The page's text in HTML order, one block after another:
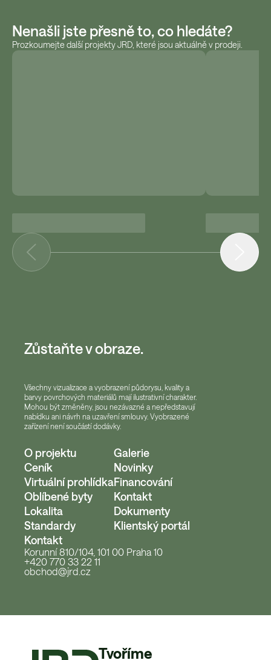
Nenašli jste přesně to, co hledáte?
Prozkoumejte další projekty JRD, které jsou aktuálně v prodeji.
Zůstaňte v obraze.
Všechny vizualizace a vyobrazení půdorysu, kvality a
barvy povrchových materiálů mají ilustrativní charakter.
Mohou být změněny, jsou nezávazné a nepředstavují
nabídku ani návrh na uzavření smlouvy. Vyobrazené
zařízení není součástí dodávky.
O projektu
Ceník
Virtuální prohlídka
Oblíbené byty
Lokalita
Standardy
Galerie
Novinky
Financování
Kontakt
Dokumenty
Klientský portál
Kontakt
Korunní 810/104, 101 00 Praha 10
+420 770 33 22 11
obchod@jrd.cz
Tvoříme